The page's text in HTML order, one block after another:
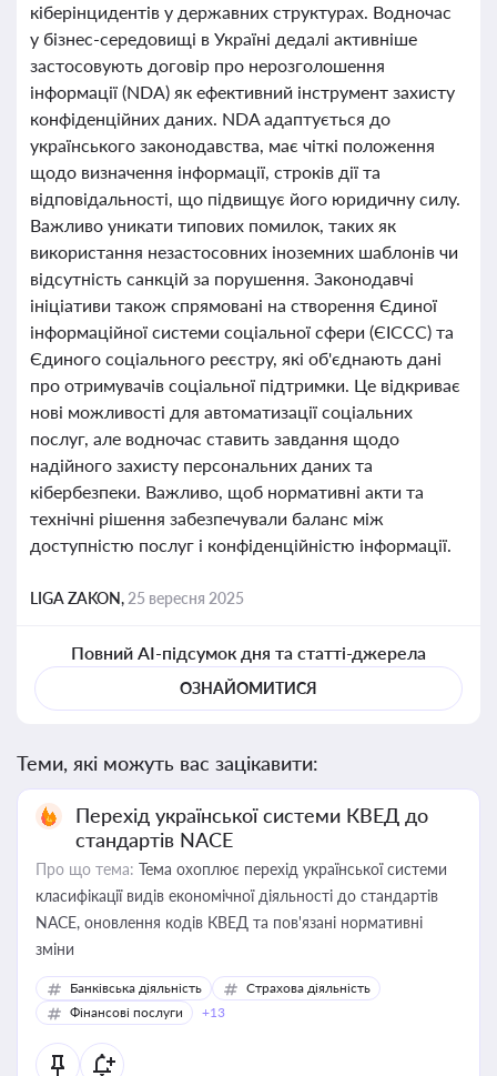
кіберінцидентів у державних структурах. Водночас
у бізнес-середовищі в Україні дедалі активніше
застосовують договір про нерозголошення
інформації (NDA) як ефективний інструмент захисту
конфіденційних даних. NDA адаптується до
українського законодавства, має чіткі положення
щодо визначення інформації, строків дії та
відповідальності, що підвищує його юридичну силу.
Важливо уникати типових помилок, таких як
використання незастосовних іноземних шаблонів чи
відсутність санкцій за порушення. Законодавчі
ініціативи також спрямовані на створення Єдиної
інформаційної системи соціальної сфери (ЄІССС) та
Єдиного соціального реєстру, які об'єднають дані
про отримувачів соціальної підтримки. Це відкриває
нові можливості для автоматизації соціальних
послуг, але водночас ставить завдання щодо
надійного захисту персональних даних та
кібербезпеки. Важливо, щоб нормативні акти та
технічні рішення забезпечували баланс між
доступністю послуг і конфіденційністю інформації.
LIGA ZAKON, 25 вересня 2025
Повний AI-підсумок дня та статті-джерела
ОЗНАЙОМИТИСЯ
Теми, які можуть вас зацікавити:
Перехід української системи КВЕД до
стандартів NACE
Про що тема: Тема охоплює перехід української системи
класифікації видів економічної діяльності до стандартів
NACE, оновлення кодів КВЕД та пов'язані нормативні
зміни
Банківська діяльність
Страхова діяльність
Фінансові послуги
+13